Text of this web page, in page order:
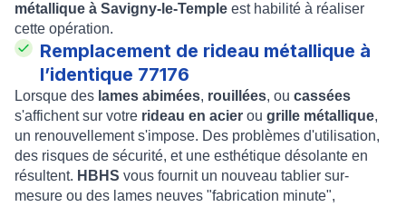
métallique à Savigny-le-Temple est habilité à réaliser
cette opération.
Remplacement de rideau métallique à
l’identique 77176
Lorsque des lames abimées, rouillées, ou cassées
s'affichent sur votre rideau en acier ou grille métallique,
un renouvellement s'impose. Des problèmes d'utilisation,
des risques de sécurité, et une esthétique désolante en
résultent. HBHS vous fournit un nouveau tablier sur-
mesure ou des lames neuves "fabrication minute",